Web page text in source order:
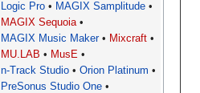
Logic Pro
MAGIX Samplitude
MAGIX Sequoia
MAGIX Music Maker
Mixcraft
MU.LAB
MusE
n-Track Studio
Orion Platinum
PreSonus Studio One